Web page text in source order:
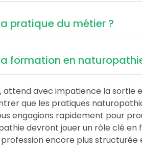
pratique du métier ?
formation en
avec impatience la sortie
que les pratiques
engagions rapidement pour
devront jouer un rôle clé en
encore plus structurée